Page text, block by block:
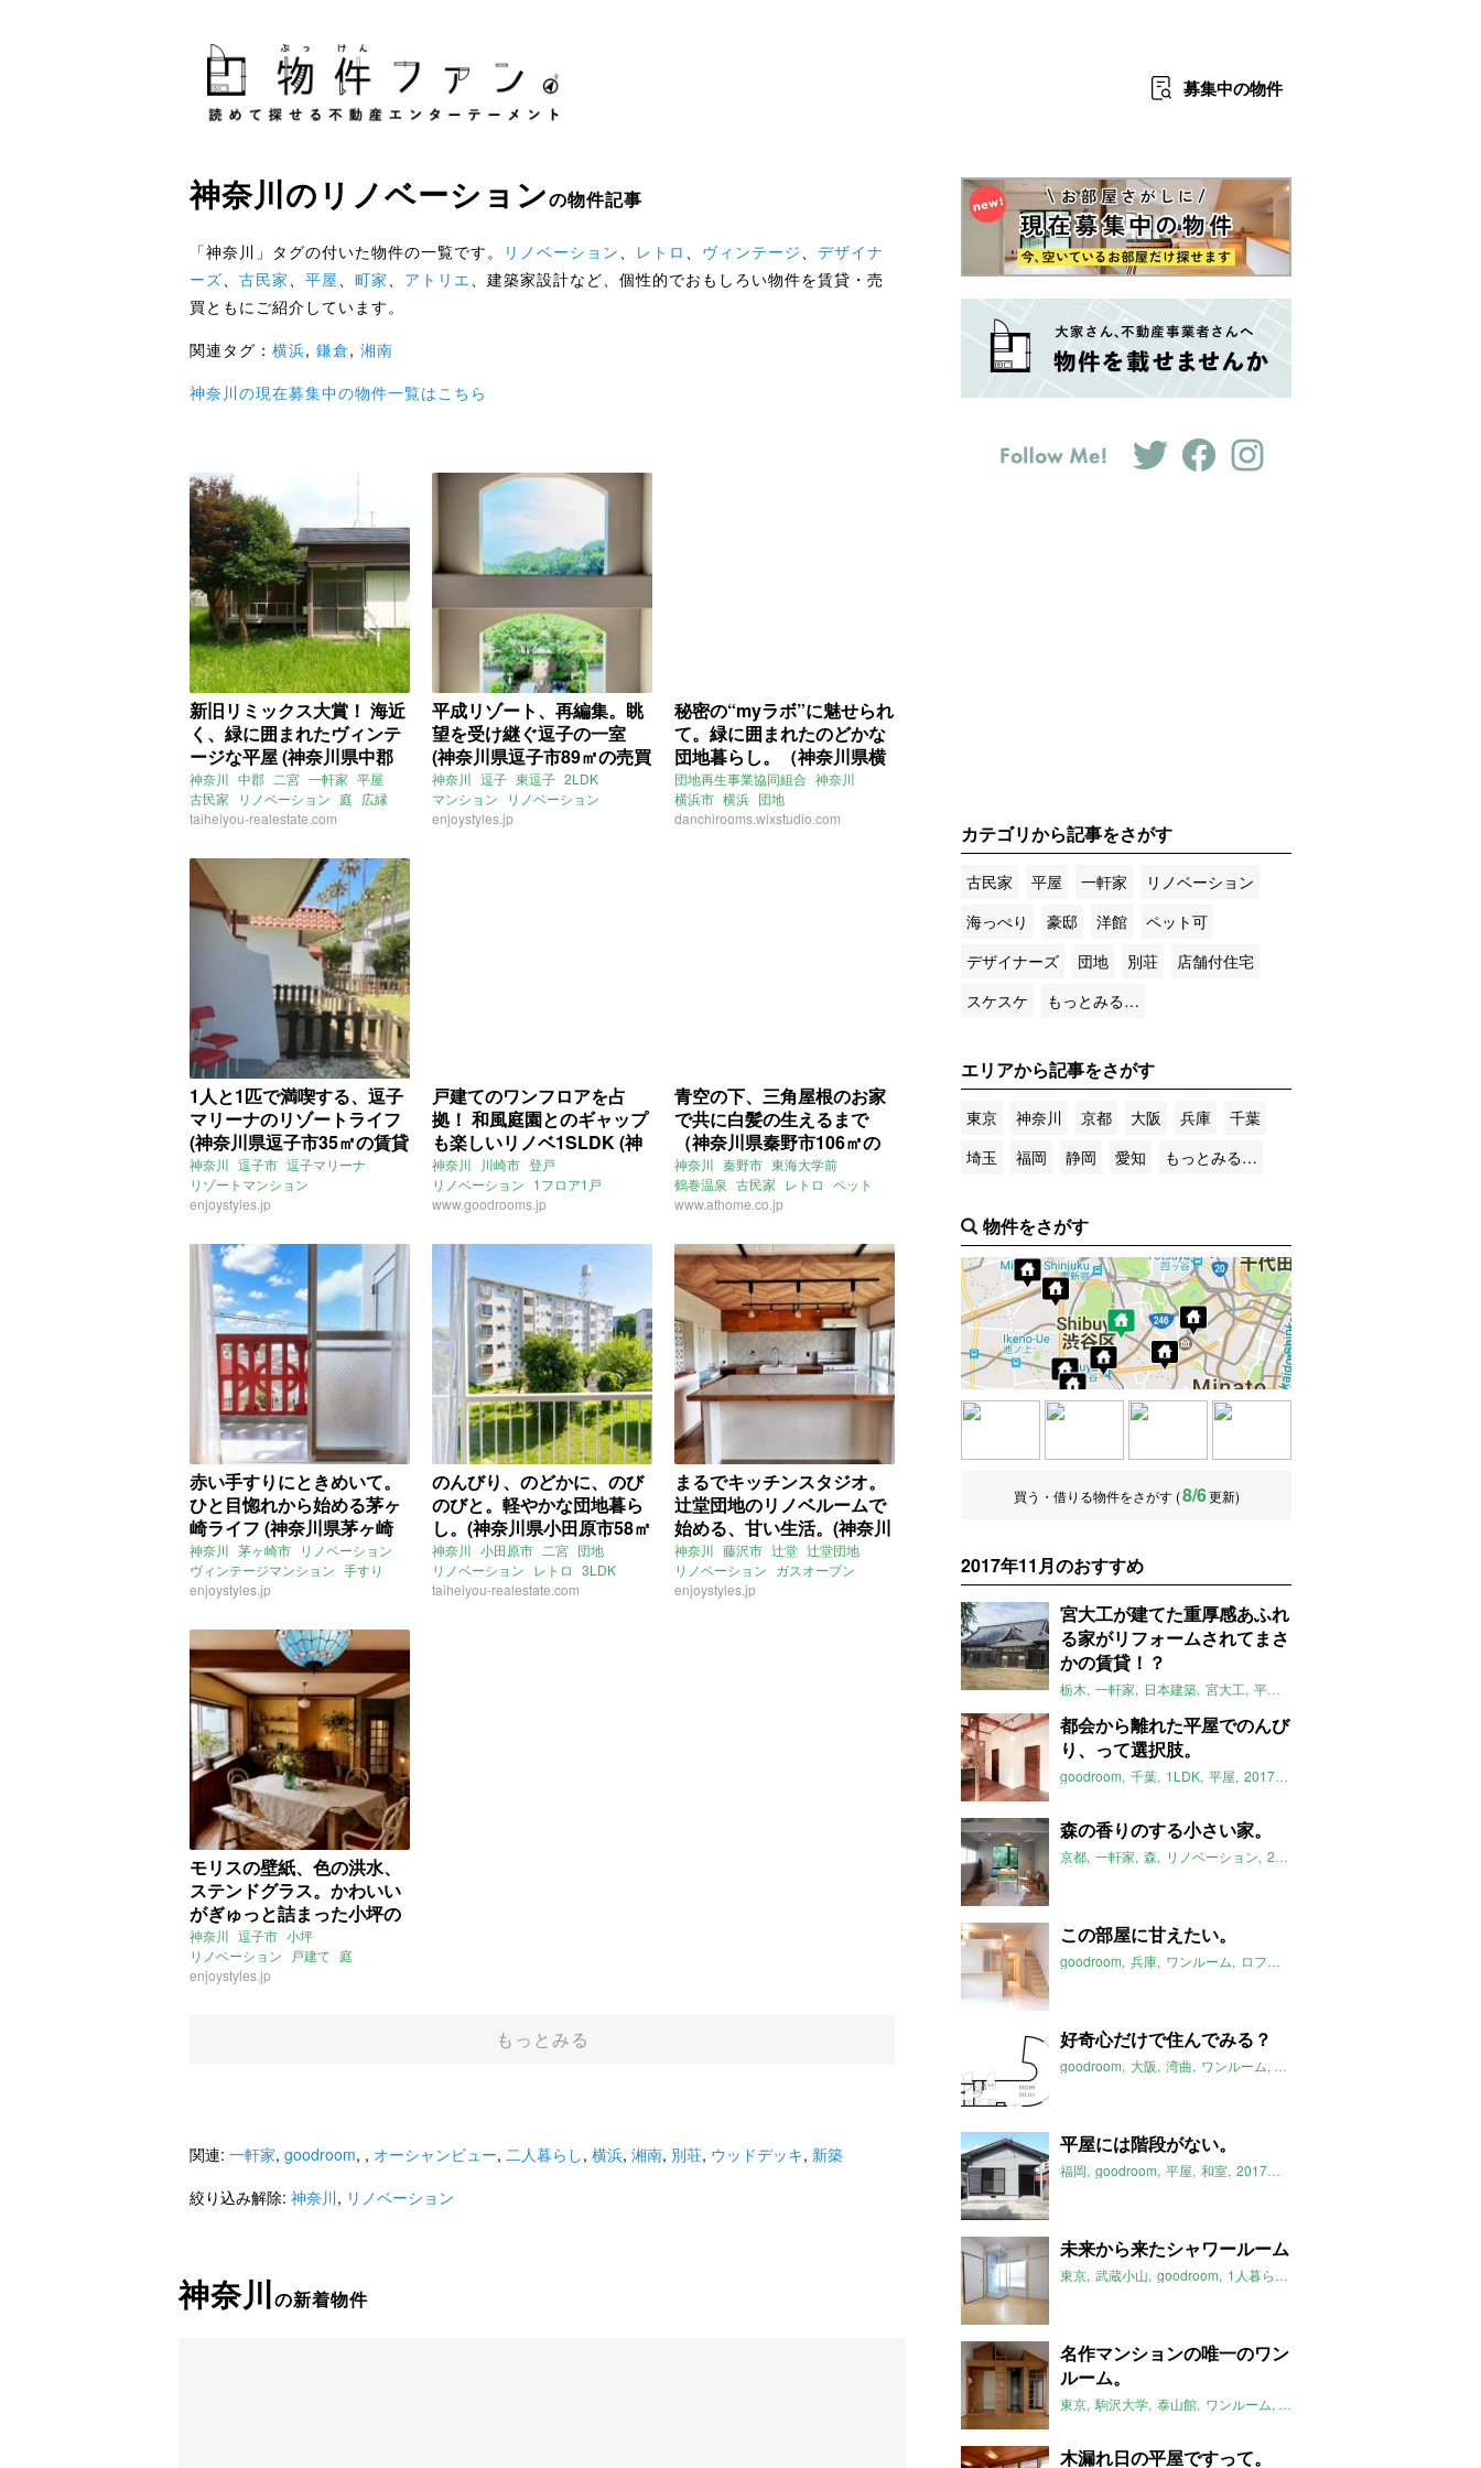
募集中の物件
神奈川のリノベーションの物件記事
「神奈川」タグの付いた物件の一覧です。 リノベーション レトロ ヴィンテージ
デザイナ
ーズ
古民家 平屋 町家 アトリエ 、建築家設計など、個性的でおもしろい物件を賃貸・売
買ともにご紹介しています。
関連タグ： 横浜, 鎌倉, 湘南
神奈川の現在募集中の物件一覧はこちら
新旧リミックス大賞！ 海近
く、緑に囲まれたヴィンテ
ージな平屋 (神奈川県中郡
59㎡の賃貸物件)
神奈川 中郡 二宮 一軒家 平屋
古民家
リノベーション 庭 広縁
レトロ 2DK 海近
taiheiyou-realestate.com
平成リゾート、再編集。眺
望を受け継ぐ逗子の一室
(神奈川県逗子市89㎡の売買
物件)
神奈川 逗子 東逗子 2LDK
マンション
リノベーション
ライター：ほしりょうこ
enjoystyles.jp
秘密の“myラボ”に魅せられ
て。緑に囲まれたのどかな
団地暮らし。（神奈川県横
浜市46㎡の売買物件）
団地再生事業協同組合 神奈川
横浜市 横浜 団地
団地リノベーション 団地リノベ
danchirooms.wixstudio.com
1人と1匹で満喫する、逗子
マリーナのリゾートライフ
(神奈川県逗子市35㎡の賃貸
物件)
神奈川 逗子市 逗子マリーナ
リゾートマンション
リノベーション
ENJOYSTYLE 賃貸
enjoystyles.jp
戸建てのワンフロアを占
拠！ 和風庭園とのギャップ
も楽しいリノベ1SLDK (神
奈川県川崎市67㎡の賃貸物
件)
神奈川 川崎市 登戸
リノベーション 1フロア1戸
戸建て 賃貸 無垢床
www.goodrooms.jp
青空の下、三角屋根のお家
で共に白髪の生えるまで
（神奈川県秦野市106㎡の
売買物件）
神奈川 秦野市 東海大学前
鶴巻温泉 古民家 レトロ ペット
リノベーション
www.athome.co.jp
赤い手すりにときめいて。
ひと目惚れから始める茅ヶ
崎ライフ (神奈川県茅ヶ崎
地54㎡の売買物件)
神奈川 茅ヶ崎市 リノベーション
ヴィンテージマンション 手すり
2LDK 一人暮らし
enjoystyles.jp
のんびり、のどかに、のび
のびと。軽やかな団地暮ら
し。(神奈川県小田原市58㎡
の売買物件)
神奈川 小田原市 二宮 団地
リノベーション レトロ 3LDK
売買
taiheiyou-realestate.com
まるでキッチンスタジオ。
辻堂団地のリノベルームで
始める、甘い生活。(神奈川
県藤沢市48㎡の売買物件)
神奈川 藤沢市 辻堂 辻堂団地
リノベーション ガスオーブン
キッチン 2LDK
enjoystyles.jp
モリスの壁紙、色の洪水、
ステンドグラス。かわいい
がぎゅっと詰まった小坪の
戸建て (神奈川県逗子市135
㎡の売買物件)
神奈川 逗子市 小坪
リノベーション
戸建て 庭
ウィリアム・モリス
enjoystyles.jp
もっとみる
関連: 一軒家, goodroom, , オーシャンビュー, 二人暮らし, 横浜, 湘南, 別荘, ウッドデッキ, 新築
絞り込み解除: 神奈川, リノベーション
神奈川の新着物件
カテゴリから記事をさがす
古民家 平屋 一軒家
リノベーション
海っぺり
豪邸 洋館
ペット可
デザイナーズ
団地 別荘
店舗付住宅
スケスケ
もっとみる…
エリアから記事をさがす
東京 神奈川 京都 大阪 兵庫
千葉
埼玉
福岡 静岡 愛知 もっとみる…
物件をさがす
買う・借りる物件をさがす (8/6更新)
2017年11月のおすすめ
宮大工が建てた重厚感あふれ
る家がリフォームされてまさ
かの賃貸！？
栃木 一軒家 日本建築 宮大工 平屋
都会から離れた平屋でのんび
り、って選択肢。
goodroom 千葉 1LDK 平屋 2017年11月のおすすめ
森の香りのする小さい家。
京都 一軒家 森 リノベーション 2017年11月のおすすめ
この部屋に甘えたい。
goodroom 兵庫 ワンルーム ロフト
好奇心だけで住んでみる？
goodroom 大阪 湾曲 ワンルーム 白
平屋には階段がない。
福岡 goodroom 平屋 和室 2017年11月のおすすめ
未来から来たシャワールーム
東京 武蔵小山 goodroom 1人暮らし
名作マンションの唯一のワン
ルーム。
東京 駒沢大学 泰山館 ワンルーム 2017年11月のおすすめ
木漏れ日の平屋ですって。